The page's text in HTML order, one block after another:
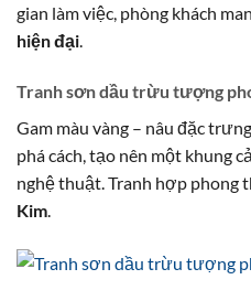
gian làm việc, phòng khách
hiện đại
Tranh sơn dầu trừu tượng
Gam màu vàng – nâu đặc
phá cách, tạo nên một khung
nghệ thuật. Tranh hợp phong
Kim